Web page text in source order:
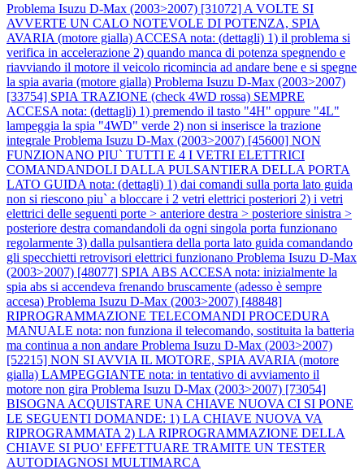
Problema Isuzu D-Max (2003>2007) [31072] A VOLTE SI
AVVERTE UN CALO NOTEVOLE DI POTENZA, SPIA
AVARIA (motore gialla) ACCESA nota: (dettagli) 1) il problema si
verifica in accelerazione 2) quando manca di potenza spegnendo e
riavviando il motore il veicolo ricomincia ad andare bene e si spegne
la spia avaria (motore gialla) Problema Isuzu D-Max (2003>2007)
[33754] SPIA TRAZIONE (check 4WD rossa) SEMPRE
ACCESA nota: (dettagli) 1) premendo il tasto "4H" oppure "4L"
lampeggia la spia "4WD" verde 2) non si inserisce la trazione
integrale Problema Isuzu D-Max (2003>2007) [45600] NON
FUNZIONANO PIU` TUTTI E 4 I VETRI ELETTRICI
COMANDANDOLI DALLA PULSANTIERA DELLA PORTA
LATO GUIDA nota: (dettagli) 1) dai comandi sulla porta lato guida
non si riescono piu` a bloccare i 2 vetri elettrici posteriori 2) i vetri
elettrici delle seguenti porte > anteriore destra > posteriore sinistra >
posteriore destra comandandoli da ogni singola porta funzionano
regolarmente 3) dalla pulsantiera della porta lato guida comandando
gli specchietti retrovisori elettrici funzionano Problema Isuzu D-Max
(2003>2007) [48077] SPIA ABS ACCESA nota: inizialmente la
spia abs si accendeva frenando bruscamente (adesso è sempre
accesa) Problema Isuzu D-Max (2003>2007) [48848]
RIPROGRAMMAZIONE TELECOMANDI PROCEDURA
MANUALE nota: non funziona il telecomando, sostituita la batteria
ma continua a non andare Problema Isuzu D-Max (2003>2007)
[52215] NON SI AVVIA IL MOTORE, SPIA AVARIA (motore
gialla) LAMPEGGIANTE nota: in tentativo di avviamento il
motore non gira Problema Isuzu D-Max (2003>2007) [73054]
BISOGNA ACQUISTARE UNA CHIAVE NUOVA CI SI PONE
LE SEGUENTI DOMANDE: 1) LA CHIAVE NUOVA VA
RIPROGRAMMATA 2) LA RIPROGRAMMAZIONE DELLA
CHIAVE SI PUO' EFFETTUARE TRAMITE UN TESTER
AUTODIAGNOSI MULTIMARCA